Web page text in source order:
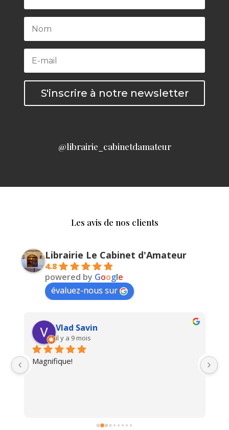
S'inscrire à notre newsletter
@librairie_cabinetdamateur
Les avis de nos clients
Librairie Le Cabinet d'Amateur
4.8
powered by Google
évaluez-nous sur
Vlad Savin
il y a 9 mois
Magnifique!